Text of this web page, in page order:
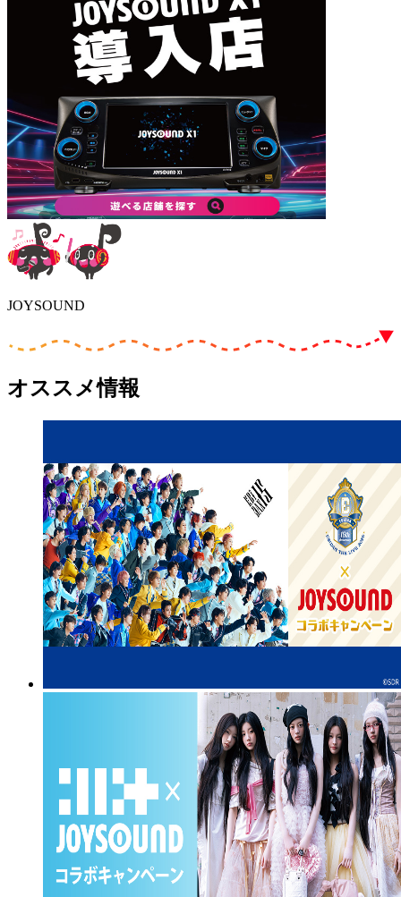
JOYSOUND
オススメ情報